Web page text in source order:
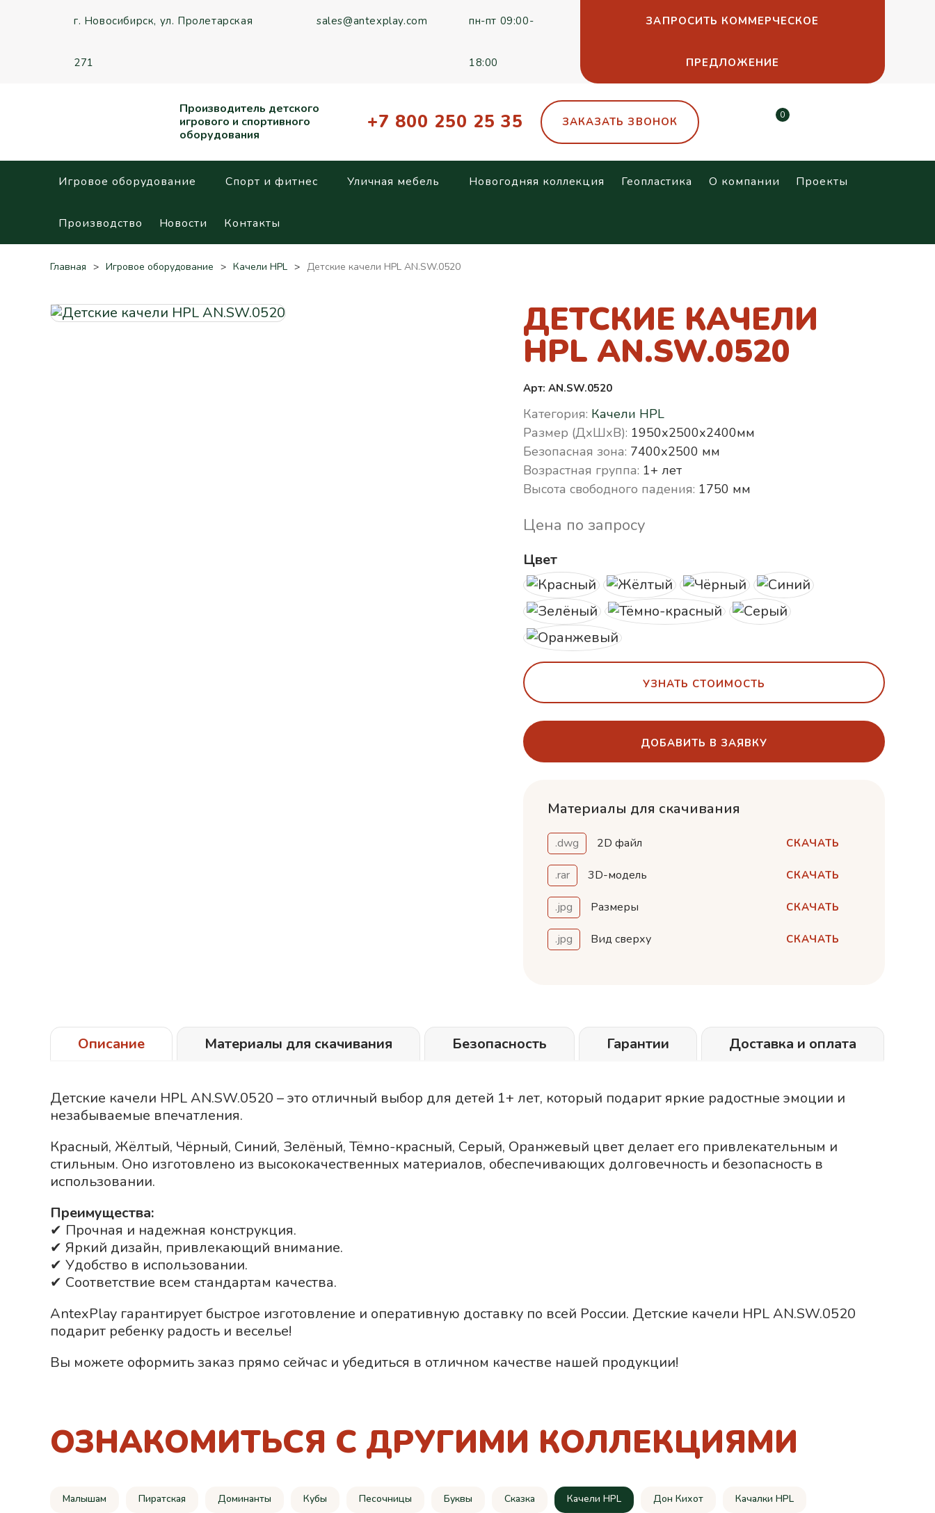
г. Новосибирск, ул. Пролетарская
271
sales@antexplay.com пн-пт 09:00-
18:00
ЗАПРОСИТЬ КОММЕРЧЕСКОЕ
ПРЕДЛОЖЕНИЕ
Производитель детского
игрового и спортивного
оборудования
+7 800 250 25 35 ЗАКАЗАТЬ ЗВОНОК 0
Игровое оборудование Спорт и фитнес Уличная мебель Новогодняя коллекция Геопластика О компании Проекты
Производство Новости Контакты
Главная Игровое оборудование Качели HPL Детские качели HPL AN.SW.0520
ДЕТСКИЕ КАЧЕЛИ
HPL AN.SW.0520
Арт: AN.SW.0520
Категория: Качели HPL
Размер (ДхШхВ): 1950х2500х2400мм
Безопасная зона: 7400х2500 мм
Возрастная группа: 1+ лет
Высота свободного падения: 1750 мм
Цена по запросу
Цвет
УЗНАТЬ СТОИМОСТЬ
ДОБАВИТЬ В ЗАЯВКУ
Материалы для скачивания
.dwg 2D файл СКАЧАТЬ
.rar 3D-модель СКАЧАТЬ
.jpg Размеры СКАЧАТЬ
.jpg Вид сверху СКАЧАТЬ
Описание Материалы для скачивания Безопасность Гарантии Доставка и оплата
Детские качели HPL AN.SW.0520 – это отличный выбор для детей 1+ лет, который подарит яркие радостные эмоции и
незабываемые впечатления.
Красный Жёлтый Чёрный Синий Зелёный Тёмно-красный Серый Оранжевый цвет делает его привлекательным и
стильным. Оно изготовлено из высококачественных материалов, обеспечивающих долговечность и безопасность в
использовании.
Преимущества:
✔ Прочная и надежная конструкция.
✔ Яркий дизайн, привлекающий внимание.
✔ Удобство в использовании.
✔ Соответствие всем стандартам качества.
AntexPlay гарантирует быстрое изготовление и оперативную доставку по всей России. Детские качели HPL AN.SW.0520
подарит ребенку радость и веселье!
Вы можете оформить заказ прямо сейчас и убедиться в отличном качестве нашей продукции!
ОЗНАКОМИТЬСЯ С ДРУГИМИ КОЛЛЕКЦИЯМИ
Малышам Пиратская Доминанты Кубы Песочницы Буквы Сказка Качели HPL Дон Кихот Качалки HPL